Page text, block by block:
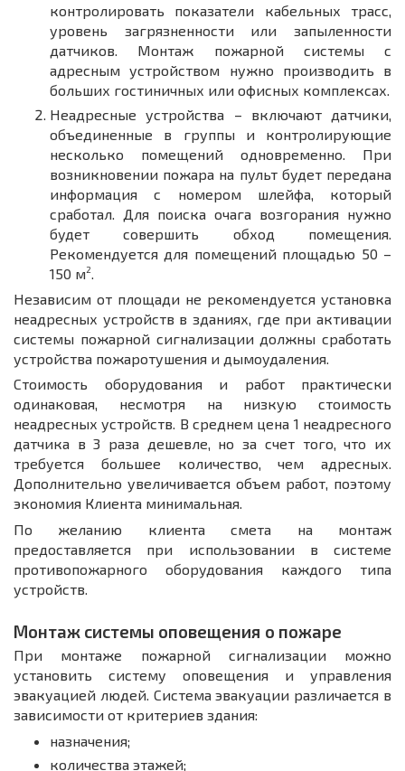
контролировать показатели кабельных трасс,
уровень загрязненности или запыленности
датчиков. Монтаж пожарной системы с
адресным устройством нужно производить в
больших гостиничных или офисных комплексах.
Неадресные устройства – включают датчики,
объединенные в группы и контролирующие
несколько помещений одновременно. При
возникновении пожара на пульт будет передана
информация с номером шлейфа, который
сработал. Для поиска очага возгорания нужно
будет совершить обход помещения.
Рекомендуется для помещений площадью 50 –
150 м2
Независим от площади не рекомендуется установка
неадресных устройств в зданиях, где при активации
системы пожарной сигнализации должны сработать
устройства пожаротушения и дымоудаления.
Стоимость оборудования и работ практически
одинаковая, несмотря на низкую стоимость
неадресных устройств. В среднем цена 1 неадресного
датчика в 3 раза дешевле, но за счет того, что их
требуется большее количество, чем адресных.
Дополнительно увеличивается объем работ, поэтому
экономия Клиента минимальная.
По желанию клиента смета на монтаж
предоставляется при использовании в системе
противопожарного оборудования каждого типа
устройств.
Монтаж системы оповещения о пожаре
При монтаже пожарной сигнализации можно
установить систему оповещения и управления
эвакуацией людей. Система эвакуации различается в
зависимости от критериев здания:
назначения;
количества этажей;